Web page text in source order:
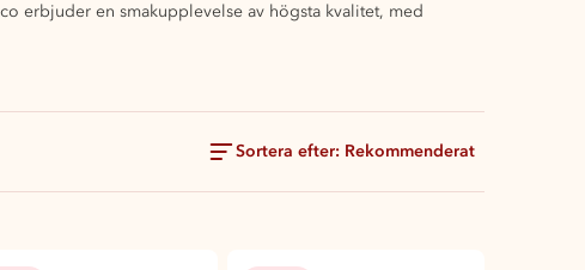
erbjuder en smakupplevelse av högsta kvalitet, med
Sortera efter: Rekommenderat